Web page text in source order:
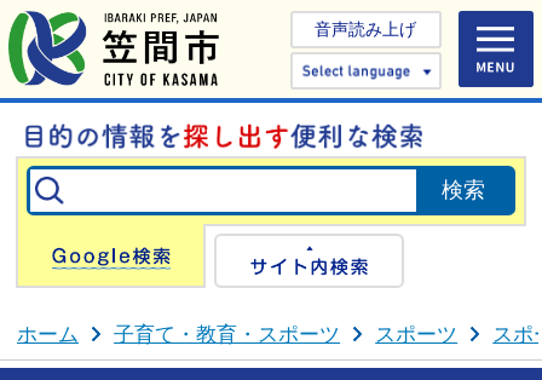
音声読み上げ
Select
Google検索
ホーム 子育て・教育・スポーツ スポーツ スポ